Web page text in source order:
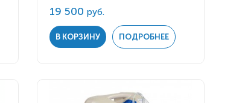
19 500руб.
В КОРЗИНУ ПОДРОБНЕЕ